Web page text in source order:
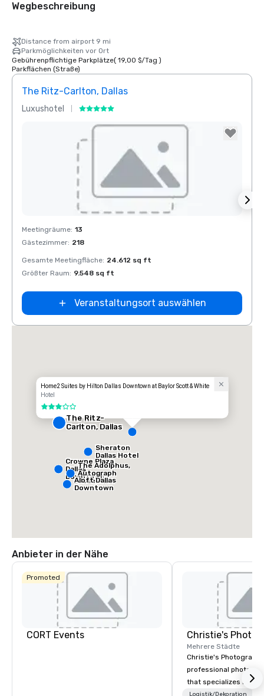
Wegbeschreibung
Distance from airport 9 mi
Parkmöglichkeiten vor Ort
Gebührenpflichtige Parkplätze( 19,00 $/Tag )
Parkflächen (Straße)
The Ritz-Carlton, Dallas
Luxushotel
Removed from favorites
Meetingräume: 13
Gästezimmer: 218
Gesamte Meetingfläche: 24.612 sq ft
Größter Raum: 9.548 sq ft
Veranstaltungsort auswählen
Home2 Suites by Hilton Dallas Downtown at Baylor Scott & White
Hotel
3 von 5
The Ritz-
Carlton, Dallas
Sheraton
Dallas Hotel
Crowne Plaza
Dallas
Downtown
The Adolphus,
Autograph
Collection
Aloft Dallas
Downtown
Anbieter in der Nähe
Promoted
CORT Events
Mehrere Städte
Christie's
professional
that specializes in
for corporate events.
Logistik/Dekoration